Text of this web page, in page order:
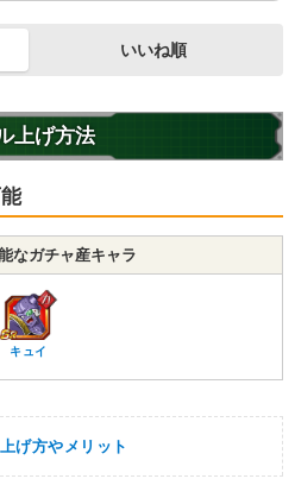
ザの手下
るカテゴリー(4)】
ク星編
ンク効果】
るリンクスキル(
ーザの手下
ク星編
恐怖の征服
わたる戦士
いいね順
上げ方法
なガチャ産キャラ
キュイ
げ方やメリット